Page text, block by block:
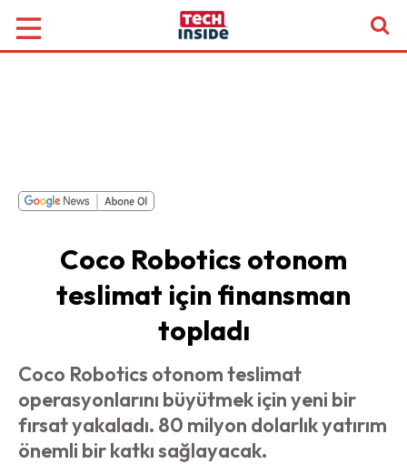
Coco Robotics otonom
teslimat için finansman
topladı
Coco Robotics otonom teslimat
operasyonlarını büyütmek için yeni bir
fırsat yakaladı. 80 milyon dolarlık yatırım
önemli bir katkı sağlayacak.